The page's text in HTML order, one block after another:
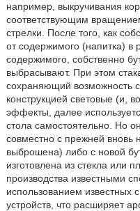
например, выкручивания
соответствующим
стрелки. После того, как
от содержимого (напитка) в
содержимого, собственно
выбрасывают. При этом
сохраняющий возможность
конструкцией световые (и,
эффекты, далее
стола самостоятельно. Но
совместно с прежней вновь
выброшена) либо с новой
изготовлена из стекла или
производства известными
использованием известных
устройств, что расширяет